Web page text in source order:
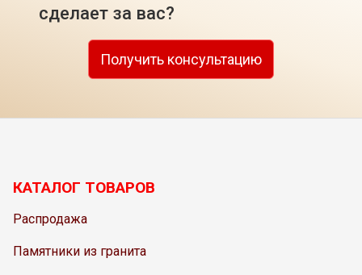
сделает за вас?
Получить консультацию
КАТАЛОГ ТОВАРОВ
Распродажа
Памятники из гранита